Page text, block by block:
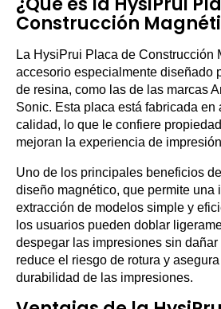
Construcción
La HysiPrui Placa de Construcción
accesorio especialmente diseñado
de resina, como las de las marcas
Sonic. Esta placa está fabricada en
calidad, lo que le confiere
mejoran la experiencia de
Uno de los principales beneficios
diseño magnético, que permite una
extracción de modelos simple y
los usuarios pueden doblar
despegar las impresiones sin
reduce el riesgo de rotura y
durabilidad de las impresiones.